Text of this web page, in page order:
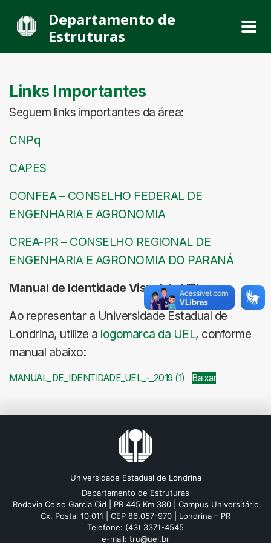
Departamento de
Estruturas
Links Importantes
Seguem links importantes da área:
CNPq
CAPES
CONFEA – CONSELHO FEDERAL DE
ENGENHARIA E AGRONOMIA
CREA-PR – CONSELHO REGIONAL DE
ENGENHARIA E AGRONOMIA DO PARANÁ
Manual de Identidade Visual da UEL
Ao representar a Universidade Estadual de
Londrina, utilize a logomarca da UEL, conforme
manual abaixo:
MANUAL_DE_IDENTIDADE_UEL_-_2019 (1) Baixar
Universidade Estadual de Londrina
Departamento de Estruturas
Rodovia Celso Garcia Cid | PR 445 Km 380 | Campus Universitário
Cx. Postal 10.011 | CEP 86.057-970 | Londrina – PR
Telefone: (43) 3371-4545
e-mail: tru@uel.br